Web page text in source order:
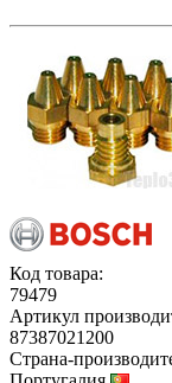
Код товара:
79479
Артикул
87387021200
Страна-